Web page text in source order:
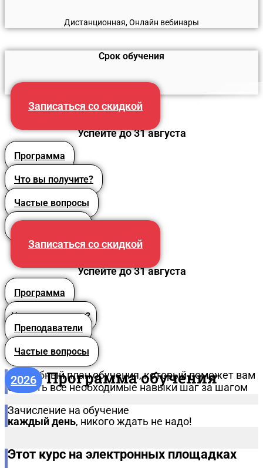
Дистанционная, Онлайн вебинары
Срок обучения
Записаться со скидкой
Успейте до 31 августа
Программа
Что вы получите?
Частые вопросы
Преподаватели
Записаться со скидкой
Успейте до 31 августа
Программа
Что вы получите?
Преподаватели
Частые вопросы
Программа обучения
2026
Подробный план обучения, который поможет вам
освоить все необходимые навыки шаг за шагом
Зачисление на обучение
каждый день, никого ждать не надо!
Этот курс на электронных площадках